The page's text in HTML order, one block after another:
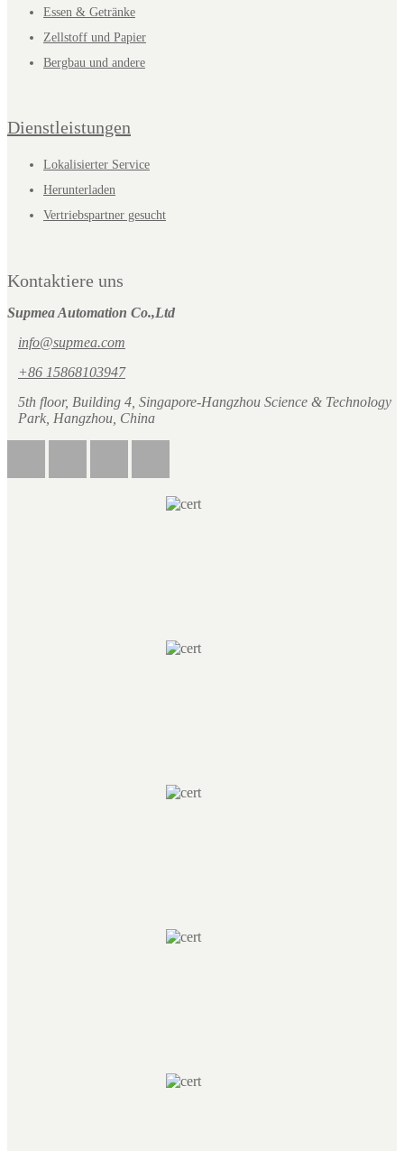
Essen & Getränke
Zellstoff und Papier
Bergbau und andere
Dienstleistungen
Lokalisierter Service
Herunterladen
Vertriebspartner gesucht
Kontaktiere uns
Supmea Automation Co.,Ltd
info@supmea.com
+86 15868103947
5th floor, Building 4, Singapore-Hangzhou Science & Technology
Park, Hangzhou, China